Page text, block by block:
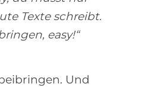
Texte schreibt.
easy!“
Und